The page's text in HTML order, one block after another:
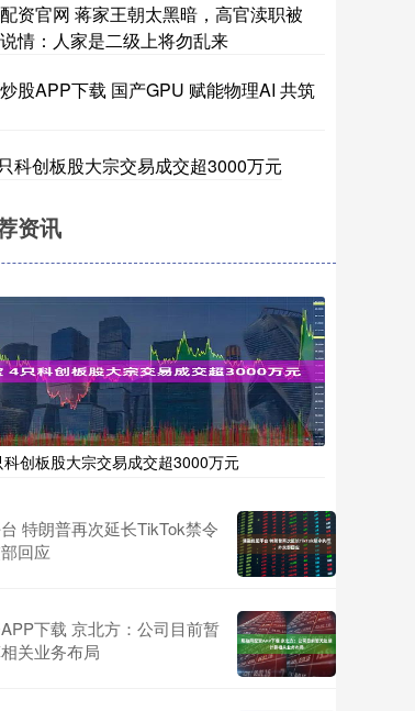
资官网 蒋家王朝太黑暗，高官渎职被
情：人家是二级上将勿乱来
股APP下载 国产GPU 赋能物理AI 共筑
科创板股大宗交易成交超3000万元
资讯
创板股大宗交易成交超3000万元
特朗普再次延长TikTok禁令
回应
下载 京北方：公司目前暂
关业务布局